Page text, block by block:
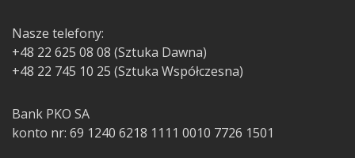
Nasze telefony:
+48 22 625 08 08 (Sztuka Dawna)
+48 22 745 10 25 (Sztuka Współczesna)
Bank PKO SA
konto nr: 69 1240 6218 1111 0010 7726 1501